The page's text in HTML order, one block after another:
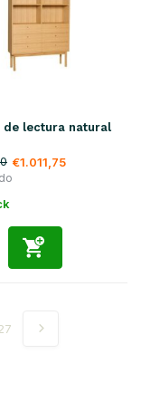
de lectura natural
€1.011,75